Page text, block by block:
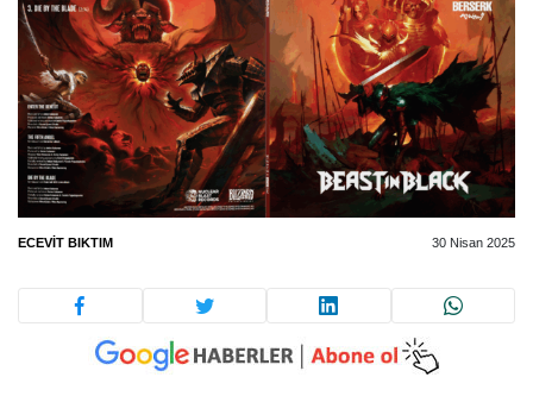
ECEVIT BIKTIM 30 Nisan 2025